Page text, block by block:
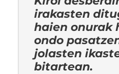
irakasten
haien onurak
ondo
jolasten
bitartean.